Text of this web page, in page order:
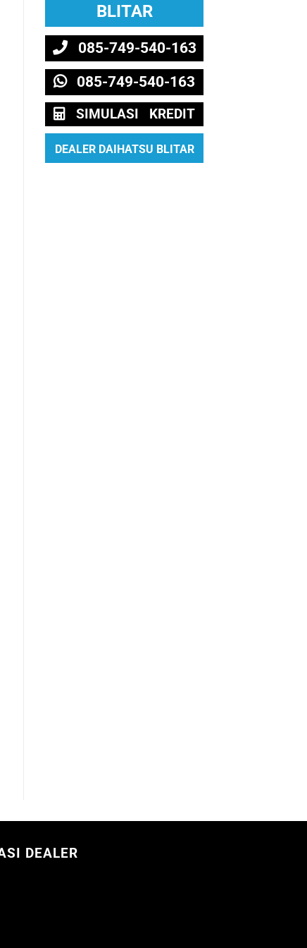
BLITAR
085-749-540-163
085-749-540-163
SIMULASI KREDIT
DEALER DAIHATSU BLITAR
DEALER